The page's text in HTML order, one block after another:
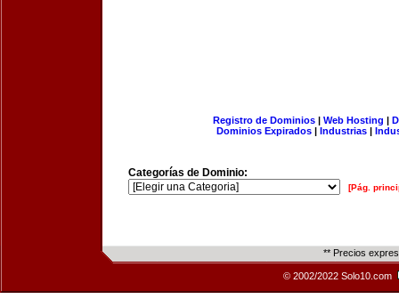
Registro de Dominios| Web Hosting |
Dominios Expirados | Industrias |
Categorías de Dominio:
[Pág.
** Precios
© 2002/2022 Solo10.com